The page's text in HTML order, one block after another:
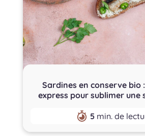
Sardines en conserve bio
express pour sublimer une
5min. de